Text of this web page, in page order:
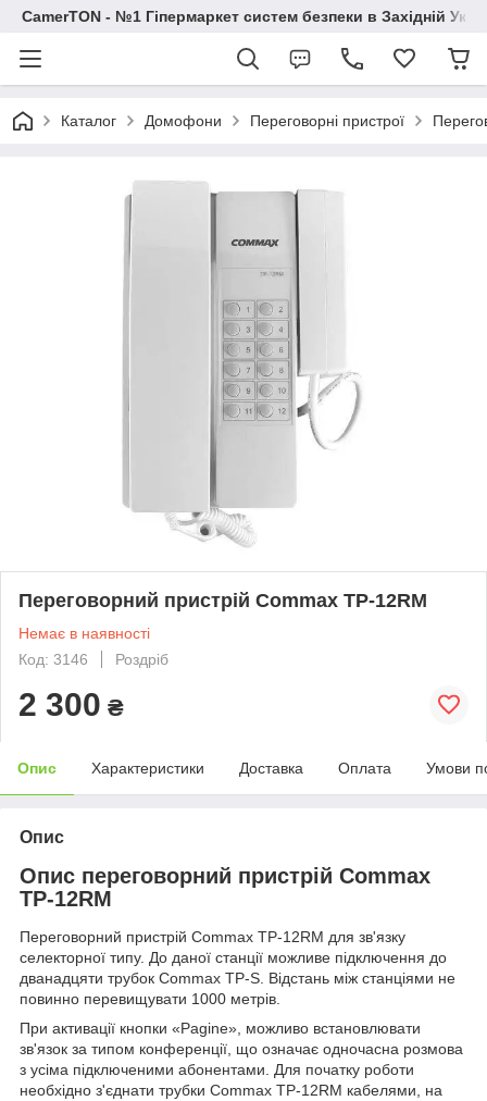
CamerTON - №1 Гіпермаркет систем безпеки в Західній
Каталог Домофони Переговорні пристрої
Переговорний пристрій Commax TP-12RM
Немає в наявності
Код: 3146
Роздріб
2 300 ₴
Опис Характеристики Доставка Оплата Умови
Опис
Опис переговорний пристрій Commax
TP-12RM
Переговорний пристрій Commax TP-12RM для зв'язку
селекторної типу. До даної станції можливе підключення до
дванадцяти трубок Commax TP-S. Відстань між станціями не
повинно перевищувати 1000 метрів.
При активації кнопки «Pagine», можливо встановлювати
зв'язок за типом конференції, що означає одночасна розмова
з усіма підключеними абонентами. Для початку роботи
необхідно з'єднати трубки Commax TP-12RM кабелями, на